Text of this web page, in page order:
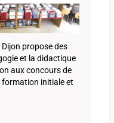
propose des
et la didactique
aux concours de
formation initiale et